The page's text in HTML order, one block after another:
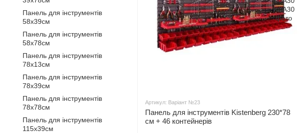
Артикул: Варіант №23
Панель для інструментів Kistenberg 230*78
см + 46 контейнерів
Панель для інструментів
58х39см
Панель для інструментів
58х78см
Панель для інструментів
78х13см
Панель для інструментів
78х39см
Панель для інструментів
78х78см
Панель для інструментів
115х39см